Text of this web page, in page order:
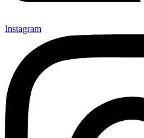
Instagram